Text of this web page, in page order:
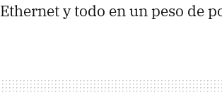
Ethernet y todo en un peso de